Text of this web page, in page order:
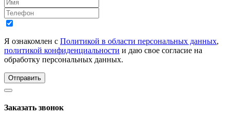
Я ознакомлен с Политикой в области персональных данных,
политикой конфиденциальности и даю свое согласие на
обработку персональных данных.
Отправить
Заказать звонок